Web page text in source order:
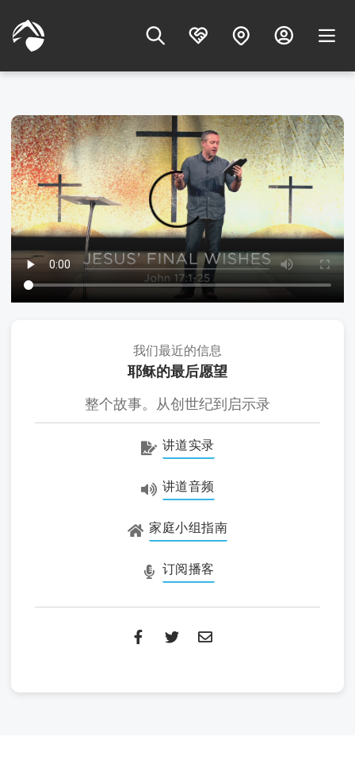
我们最近的信息
耶稣的最后愿望
整个故事。从创世纪到启示录
讲道实录
讲道音频
家庭小组指南
订阅播客